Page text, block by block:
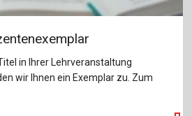
in Ihrer Lehrveranstaltung
wir Ihnen ein Exemplar zu. Zum